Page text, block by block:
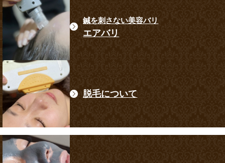
鍼を刺さない美容バリ
エアバリ
脱毛について